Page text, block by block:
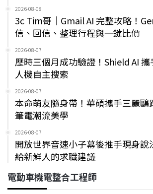
2026-08-08
3c Tim哥｜Gmail AI 完整攻略！
信、回信、整理行程與一鍵比價
2026-08-07
歷時三個月成功驗證！Shield AI
人機自主搜索
2026-08-07
本命萌友隨身帶！華碩攜手三麗鷗
筆電潮流美學
2026-08-07
開放世界音速小子幕後推手現身說
給新鮮人的求職建議
電動車機電整合工程師